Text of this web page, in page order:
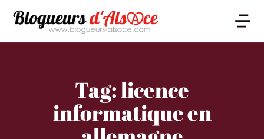
Tag: licence
informatique en